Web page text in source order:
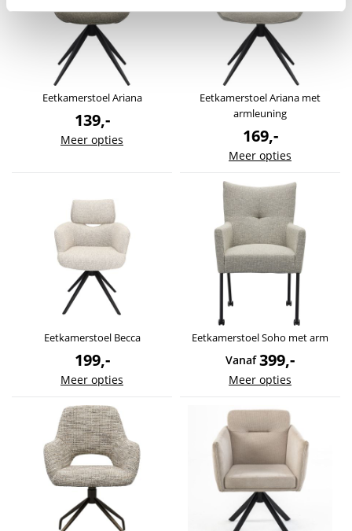
Eetkamerstoel Ariana
139,-
Meer opties
Eetkamerstoel Ariana met
armleuning
169,-
Meer opties
Eetkamerstoel Becca
199,-
Meer opties
Eetkamerstoel Soho met arm
Vanaf399,-
Meer opties